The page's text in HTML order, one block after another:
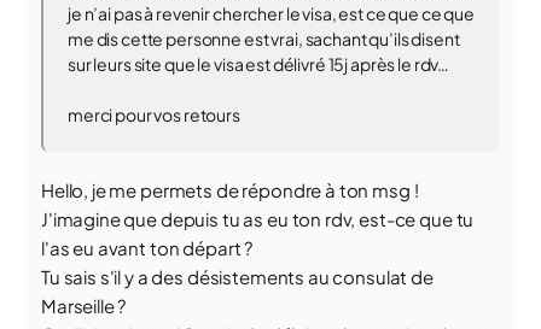
je n’ai pas à revenir chercher le visa, est ce que ce que
me dis cette personne est vrai, sachant qu’ils disent
sur leurs site que le visa est délivré 15j après le rdv…
merci pour vos retours
Hello, je me permets de répondre à ton msg !
J'imagine que depuis tu as eu ton rdv, est-ce que tu
l'as eu avant ton départ ?
Tu sais s'il y a des désistements au consulat de
Marseille ?